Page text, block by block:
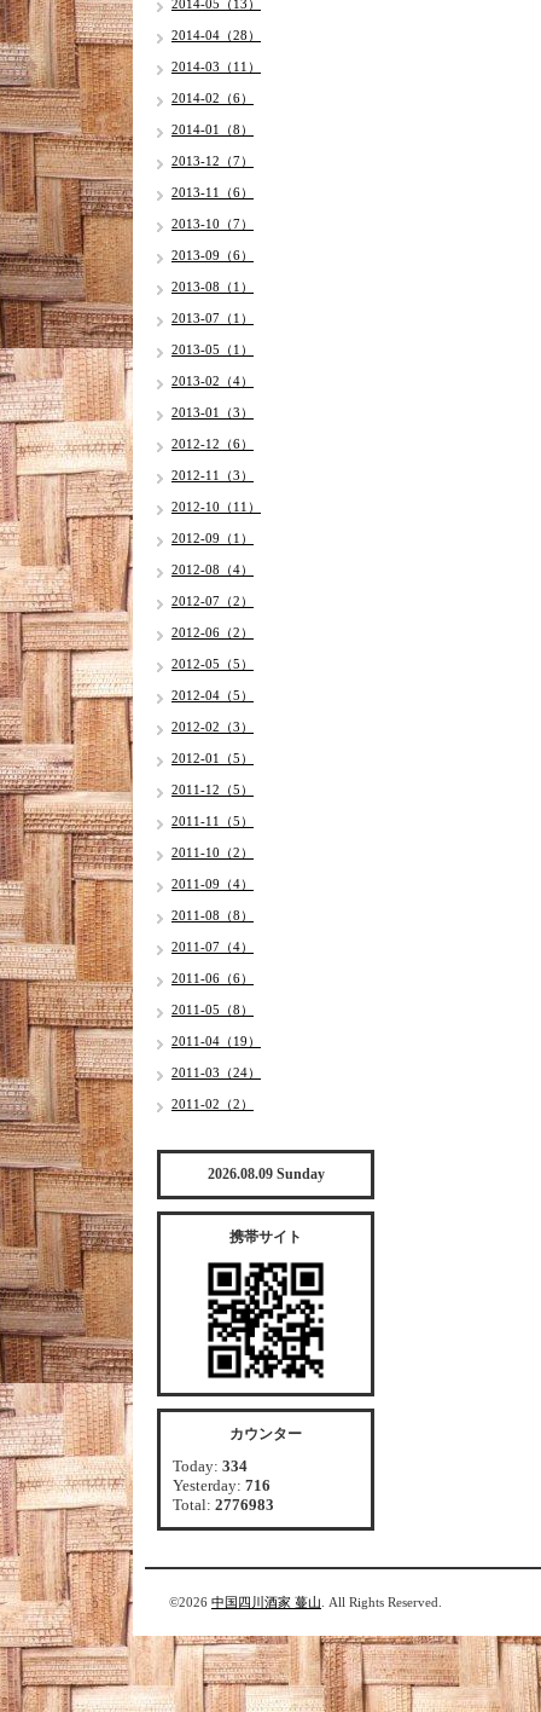
2014-05（13）
2014-04（28）
2014-03（11）
2014-02（6）
2014-01（8）
2013-12（7）
2013-11（6）
2013-10（7）
2013-09（6）
2013-08（1）
2013-07（1）
2013-05（1）
2013-02（4）
2013-01（3）
2012-12（6）
2012-11（3）
2012-10（11）
2012-09（1）
2012-08（4）
2012-07（2）
2012-06（2）
2012-05（5）
2012-04（5）
2012-02（3）
2012-01（5）
2011-12（5）
2011-11（5）
2011-10（2）
2011-09（4）
2011-08（8）
2011-07（4）
2011-06（6）
2011-05（8）
2011-04（19）
2011-03（24）
2011-02（2）
2026.08.09 Sunday
携帯サイト
カウンター
Today: 334
Yesterday: 716
Total: 2776983
©2026 中国四川酒家 蔓山 . All Rights Reserved.